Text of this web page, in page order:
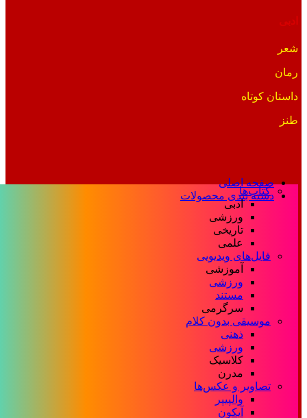
ادبی
شعر
رمان
داستان کوتاه
طنز
صفحه اصلی
دسته بندی محصولات
کتاب‌ها
ادبی
ورزشی
تاریخی
علمی
فایل‌های ویدیویی
آموزشی
ورزشی
مستند
سرگرمی
موسیقی بدون کلام
ذهنی
ورزشی
کلاسیک
مدرن
تصاویر و عکس‌ها
والپیپر
آیکون